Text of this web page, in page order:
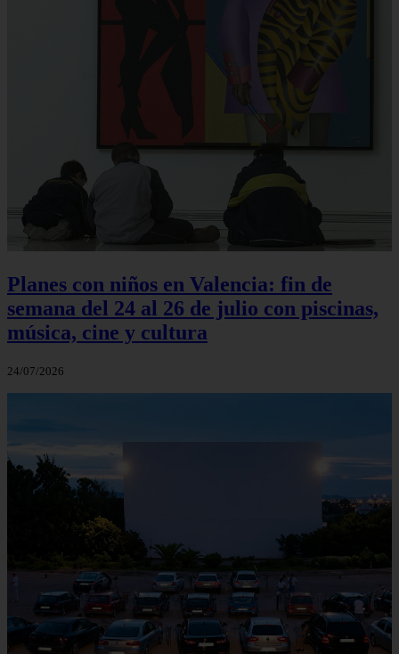
Planes con niños en Valencia: fin de
semana del 24 al 26 de julio con piscinas,
música, cine y cultura
24/07/2026